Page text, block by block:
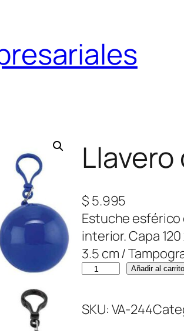
Llavero
$ 5.995
Estuche esférico
interior. Capa
3.5 cm /
L
a
Añadir al carrito
SKU: VA-244